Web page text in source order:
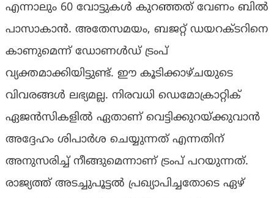
എന്നാലും 60 വോട്ടുകള്‍ കുറഞ്ഞത് വേണം ബില്‍
പാസാകാന്‍. അതേസമയം, ബജറ്റ് ഡയറക്ടറിനെ
കാണുമെന്ന് ഡോണള്‍ഡ് ട്രംപ്
വ്യക്തമാക്കിയിട്ടുണ്ട്. ഈ കൂടിക്കാഴ്ചയുടെ
വിവരങ്ങള്‍ ലഭ്യമല്ല. നിരവധി ഡെമോക്രാറ്റിക്
ഏജന്‍സികളില്‍ ഏതാണ് വെട്ടിക്കുറയ്ക്കുവാന്‍
അദ്ദേഹം ശിപാര്‍ശ ചെയ്യുന്നത് എന്നതിന്
അനുസരിച്ച് നീങ്ങുമെന്നാണ് ട്രംപ് പറയുന്നത്.
രാജ്യത്ത് അടച്ചുപൂട്ടല്‍ പ്രഖ്യാപിച്ചതോടെ ഏഴ്